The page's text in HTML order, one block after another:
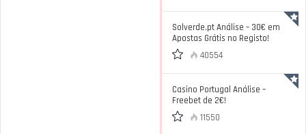
Solverde.pt Análise – 30€ em
Apostas Grátis no Registo!
40554
Casino Portugal Análise –
Freebet de 2€!
11550